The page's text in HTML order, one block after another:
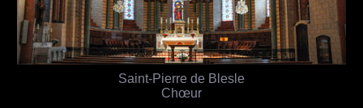
Saint-Pierre de Blesle
Chœur